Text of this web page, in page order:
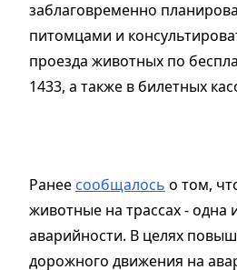
заблаговременно
питомцами и
проезда животных по
1433, а также в билетных
Ранее сообщалось о том,
животные на трассах - одна
аварийности. В целях
дорожного движения на